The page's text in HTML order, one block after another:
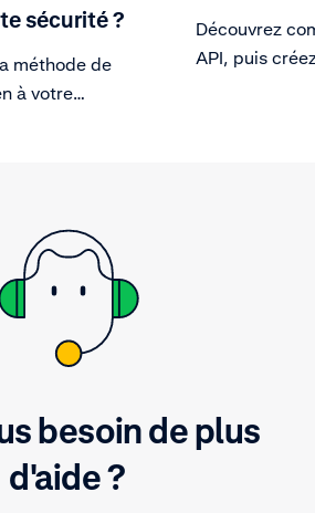
sécurité ?
méthode de
à votre
de votre
clients.
Découvrez
API, puis
besoin de plus
d'aide ?